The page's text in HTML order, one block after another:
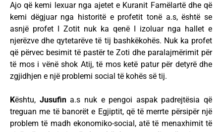
Ajo që kemi lexuar nga ajetet e Kuranit Famëlartë dhe që
kemi dëgjuar nga historitë e profetit tonë a.s, është se
asnjë profet I Zotit nuk ka qenë I izoluar nga hallet e
njerëzve dhe qytetarëve të tij bashkëkohës. Nuk ka profet
që përvec besimit të pastër te Zoti dhe paralajmërimit për
të mos i vënë shok Atij, të mos ketë patur për detyrë dhe
zgjidhjen e një problemi social të kohës së tij.
Kështu, Jusufina.s nuk e pengoi aspak padrejtësia që
treguan me të banorët e Egjiptit, që të merrte përsipër një
problem të madh ekonomiko-social, atë të menaxhimit të